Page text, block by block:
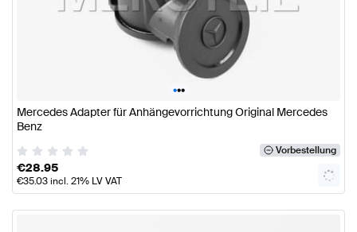
•••
Mercedes Adapter für Anhängevorrichtung Original Mercedes
Benz
Vorbestellung
€28.95
€35.03incl. 21% LV VAT